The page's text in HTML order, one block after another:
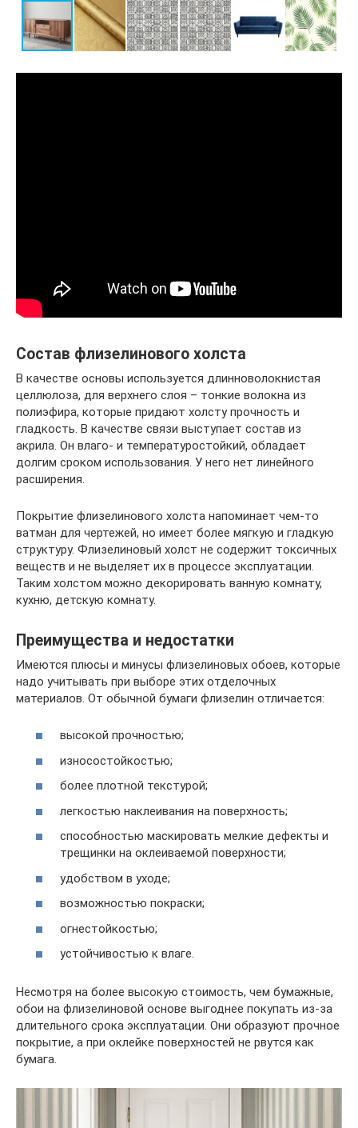
Состав флизелинового холста
В качестве основы используется длинноволокнистая
целлюлоза, для верхнего слоя – тонкие волокна из
полиэфира, которые придают холсту прочность и
гладкость. В качестве связи выступает состав из
акрила. Он влаго- и температуростойкий, обладает
долгим сроком использования. У него нет линейного
расширения.
Покрытие флизелинового холста напоминает чем-то
ватман для чертежей, но имеет более мягкую и гладкую
структуру. Флизелиновый холст не содержит токсичных
веществ и не выделяет их в процессе эксплуатации.
Таким холстом можно декорировать ванную комнату,
кухню, детскую комнату.
Преимущества и недостатки
Имеются плюсы и минусы флизелиновых обоев, которые
надо учитывать при выборе этих отделочных
материалов. От обычной бумаги флизелин отличается:
высокой прочностью;
износостойкостью;
более плотной текстурой;
легкостью наклеивания на поверхность;
способностью маскировать мелкие дефекты и
трещинки на оклеиваемой поверхности;
удобством в уходе;
возможностью покраски;
огнестойкостью;
устойчивостью к влаге.
Несмотря на более высокую стоимость, чем бумажные,
обои на флизелиновой основе выгоднее покупать из-за
длительного срока эксплуатации. Они образуют прочное
покрытие, а при оклейке поверхностей не рвутся как
бумага.